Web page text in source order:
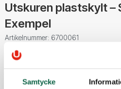
Samtycke
Utskuren plastskylt –
Exempel
Artikelnummer: 6700061
Utskuren plastskylt i 3 mm vit
liknande skylt.